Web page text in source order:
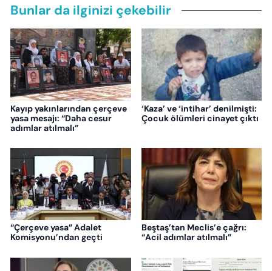
Bunlar da ilginizi çekebilir
Kayıp yakınlarından çerçeve
yasa mesajı: “Daha cesur
adımlar atılmalı”
‘Kaza’ ve ‘intihar’ denilmişti:
Çocuk ölümleri cinayet çıktı
“Çerçeve yasa” Adalet
Komisyonu’ndan geçti
Beştaş’tan Meclis’e çağrı:
“Acil adımlar atılmalı”